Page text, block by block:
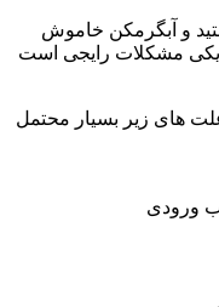
و آبگرمکن خاموش
مشکلات رایجی است
های زیر بسیار محتمل
ورودی